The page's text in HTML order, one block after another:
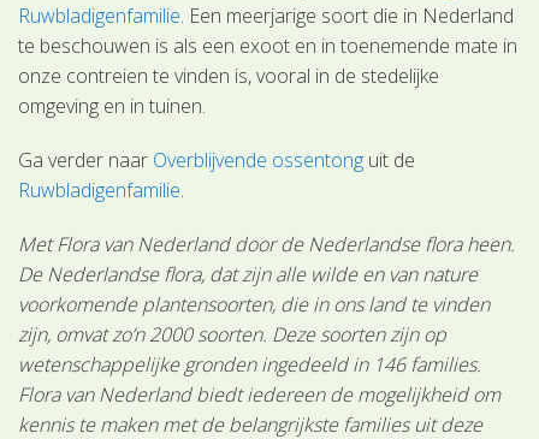
Ruwbladigenfamilie. Een meerjarige soort die in Nederland
te beschouwen is als een exoot en in toenemende mate in
onze contreien te vinden is, vooral in de stedelijke
omgeving en in tuinen.
Ga verder naar Overblijvende ossentong uit de
Ruwbladigenfamilie.
Met Flora van Nederland door de Nederlandse flora heen.
De Nederlandse flora, dat zijn alle wilde en van nature
voorkomende plantensoorten, die in ons land te vinden
zijn, omvat zo’n 2000 soorten. Deze soorten zijn op
wetenschappelijke gronden ingedeeld in 146 families.
Flora van Nederland biedt iedereen de mogelijkheid om
kennis te maken met de belangrijkste families uit deze